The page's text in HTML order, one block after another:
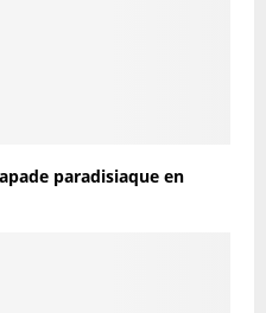
paradisiaque en